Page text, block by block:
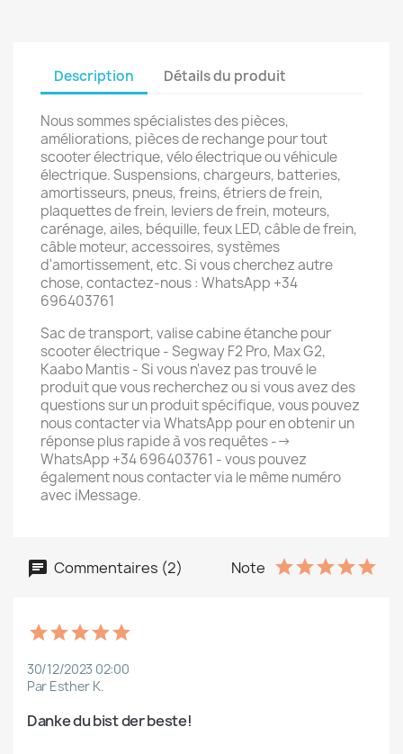
Description Détails du produit
Nous sommes spécialistes des pièces,
améliorations, pièces de rechange pour tout
scooter électrique, vélo électrique ou véhicule
électrique. Suspensions, chargeurs, batteries,
amortisseurs, pneus, freins, étriers de frein,
plaquettes de frein, leviers de frein, moteurs,
carénage, ailes, béquille, feux LED, câble de frein,
câble moteur, accessoires, systèmes
d'amortissement, etc. Si vous cherchez autre
chose, contactez-nous : WhatsApp +34
696403761
Sac de transport, valise cabine étanche pour
scooter électrique - Segway F2 Pro, Max G2,
Kaabo Mantis - Si vous n'avez pas trouvé le
produit que vous recherchez ou si vous avez des
questions sur un produit spécifique, vous pouvez
nous contacter via WhatsApp pour en obtenir un
réponse plus rapide à vos requêtes -->
WhatsApp +34 696403761 - vous pouvez
également nous contacter via le même numéro
avec iMessage.
Commentaires (2) Note
30/12/2023 02:00
Par Esther K.
Danke du bist der beste!